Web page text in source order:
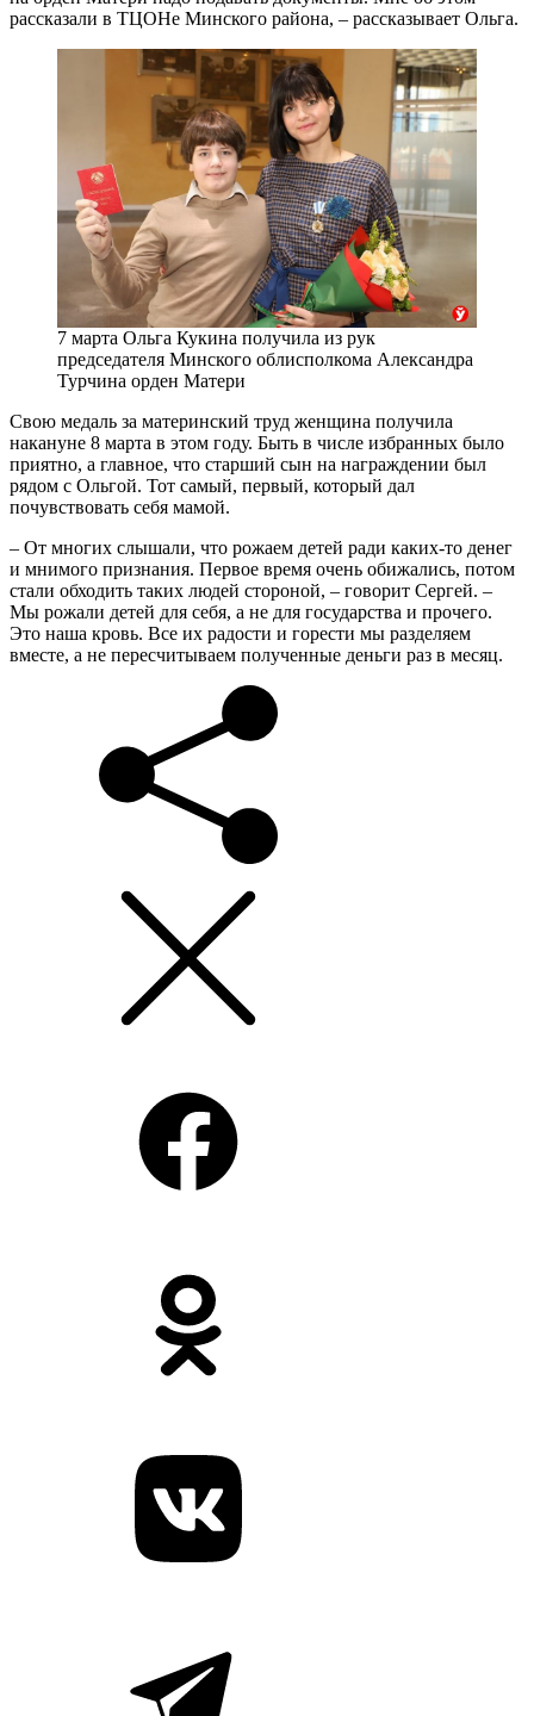
рассказали в ТЦОНе Минского района, – рассказывает Ольга.
7 марта Ольга Кукина получила из рук
председателя Минского облисполкома Александра
Турчина орден Матери
Свою медаль за материнский труд женщина получила
накануне 8 марта в этом году. Быть в числе избранных было
приятно, а главное, что старший сын на награждении был
рядом с Ольгой. Тот самый, первый, который дал
почувствовать себя мамой.
– От многих слышали, что рожаем детей ради каких-то денег
и мнимого признания. Первое время очень обижались, потом
стали обходить таких людей стороной, – говорит Сергей. –
Мы рожали детей для себя, а не для государства и прочего.
Это наша кровь. Все их радости и горести мы разделяем
вместе, а не пересчитываем полученные деньги раз в месяц.